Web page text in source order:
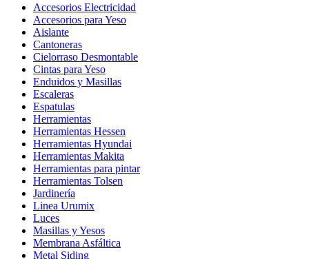
×
20
mts
cantidad
Accesorios Electricidad
Accesorios para Yeso
Aislante
Cantoneras
Cielorraso Desmontable
Cintas para Yeso
Enduidos y Masillas
Escaleras
Espatulas
Herramientas
Herramientas Hessen
Herramientas Hyundai
Herramientas Makita
Herramientas para pintar
Herramientas Tolsen
Jardinería
Linea Urumix
Luces
Masillas y Yesos
Membrana Asfáltica
Metal Siding